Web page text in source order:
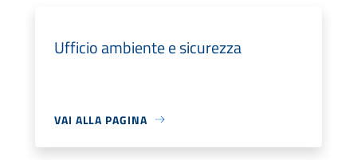
Ufficio ambiente e sicurezza
VAI ALLA PAGINA